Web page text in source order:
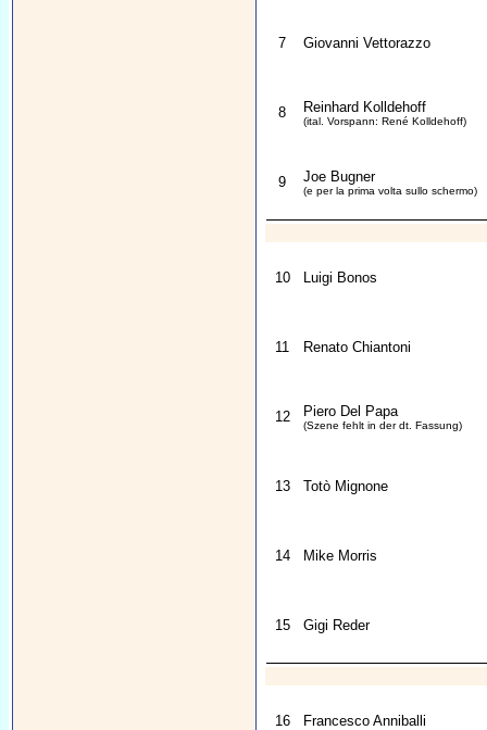
7 Giovanni Vettorazzo
8 Reinhard Kolldehoff
(ital. Vorspann: René Kolldehoff)
9 Joe Bugner
(e per la prima volta sullo schermo)
10 Luigi Bonos
11 Renato Chiantoni
12 Piero Del Papa
(Szene fehlt in der dt. Fassung)
13 Totò Mignone
14 Mike Morris
15 Gigi Reder
16 Francesco Anniballi